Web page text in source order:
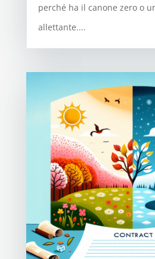
perché ha il canone zero o
allettante....